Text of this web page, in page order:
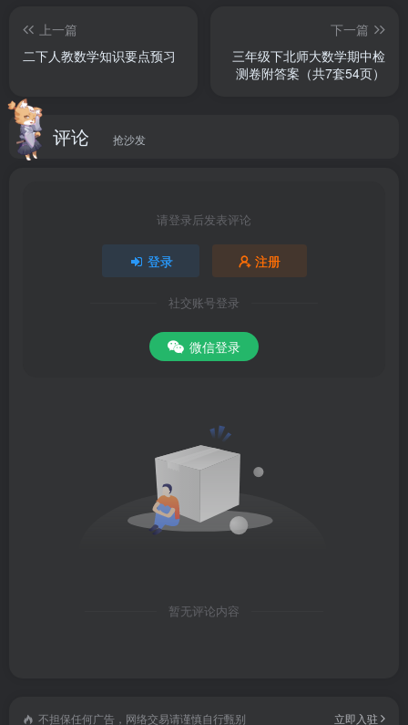
上一篇
二下人教数学知识要点预习
下一篇
三年级下北师大数学期中检
测卷附答案（共7套54页）
评论 抢沙发
请登录后发表评论
登录 注册
社交账号登录
微信登录
暂无评论内容
不担保任何广告，网络交易请谨慎自行甄别 立即入驻